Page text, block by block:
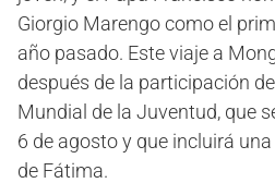
Giorgio Marengo como el
año pasado. Este viaje a
después de la participación
Mundial de la Juventud, que
6 de agosto y que incluirá
de Fátima.